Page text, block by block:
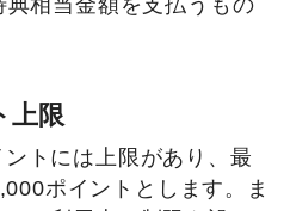
典相当金額を支払うもの
上限
トには上限があり、最
ポイントとします。ま